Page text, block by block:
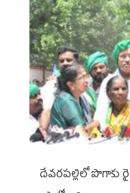
దేవరపల్లిలో